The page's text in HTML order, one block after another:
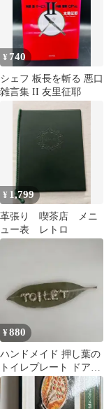
¥ 740
シェフ 板長を斬る 悪口
雑言集 II 友里征耶
¥ 1,799
革張り 喫茶店 メニ
ュー表 レトロ
¥880
ハンドメイド 押し葉の
トイレプレート ドアプ
レート C